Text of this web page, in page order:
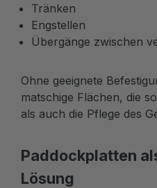
Tränken
Engstellen
Übergänge zwischen
Ohne geeignete
matschige Flächen, die
als auch die Pflege des
Paddockplatten
Lösung